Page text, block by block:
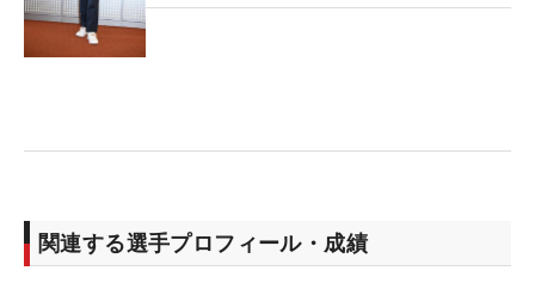
関連する選手プロフィール・成績